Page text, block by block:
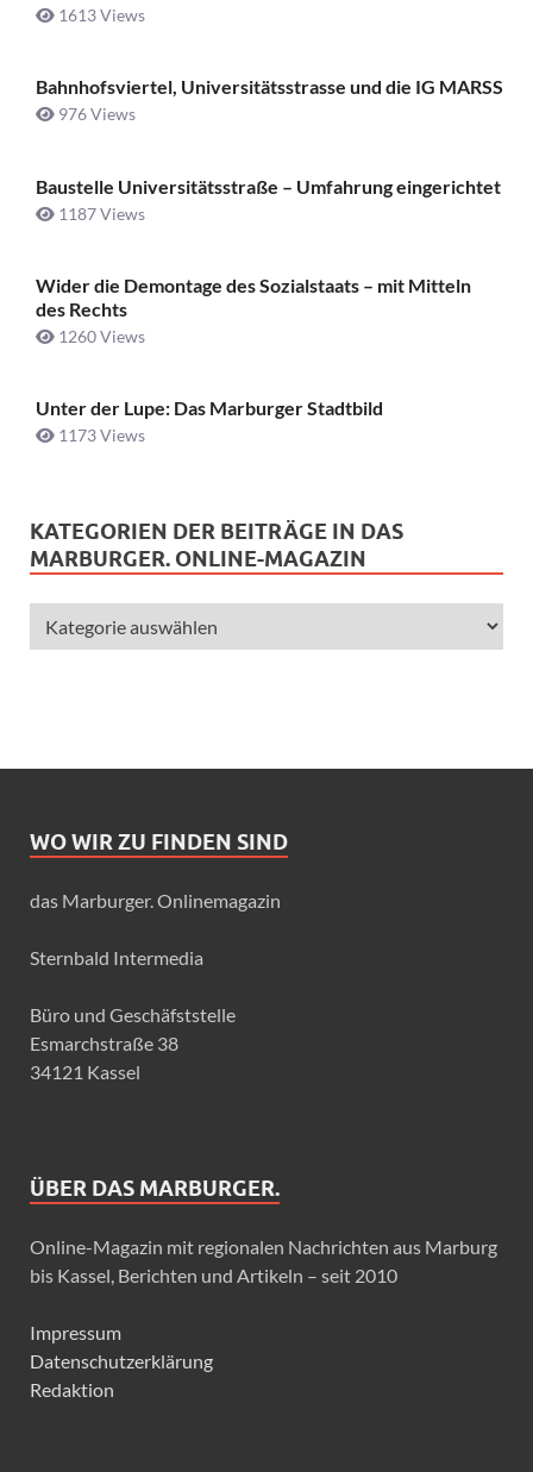
1613 Views
Bahnhofsviertel, Universitätsstrasse und die IG MARSS
976 Views
Baustelle Universitätsstraße ­– Umfahrung eingerichtet
1187 Views
Wider die Demontage des Sozialstaats – mit Mitteln
des Rechts
1260 Views
Unter der Lupe: Das Marburger Stadtbild
1173 Views
KATEGORIEN DER BEITRÄGE IN DAS
MARBURGER. ONLINE-MAGAZIN
WO WIR ZU FINDEN SIND
das Marburger. Onlinemagazin
Sternbald Intermedia
Büro und Geschäfststelle
Esmarchstraße 38
34121 Kassel
ÜBER DAS MARBURGER.
Online-Magazin mit regionalen Nachrichten aus Marburg
bis Kassel, Berichten und Artikeln – seit 2010
Impressum
Datenschutzerklärung
Redaktion